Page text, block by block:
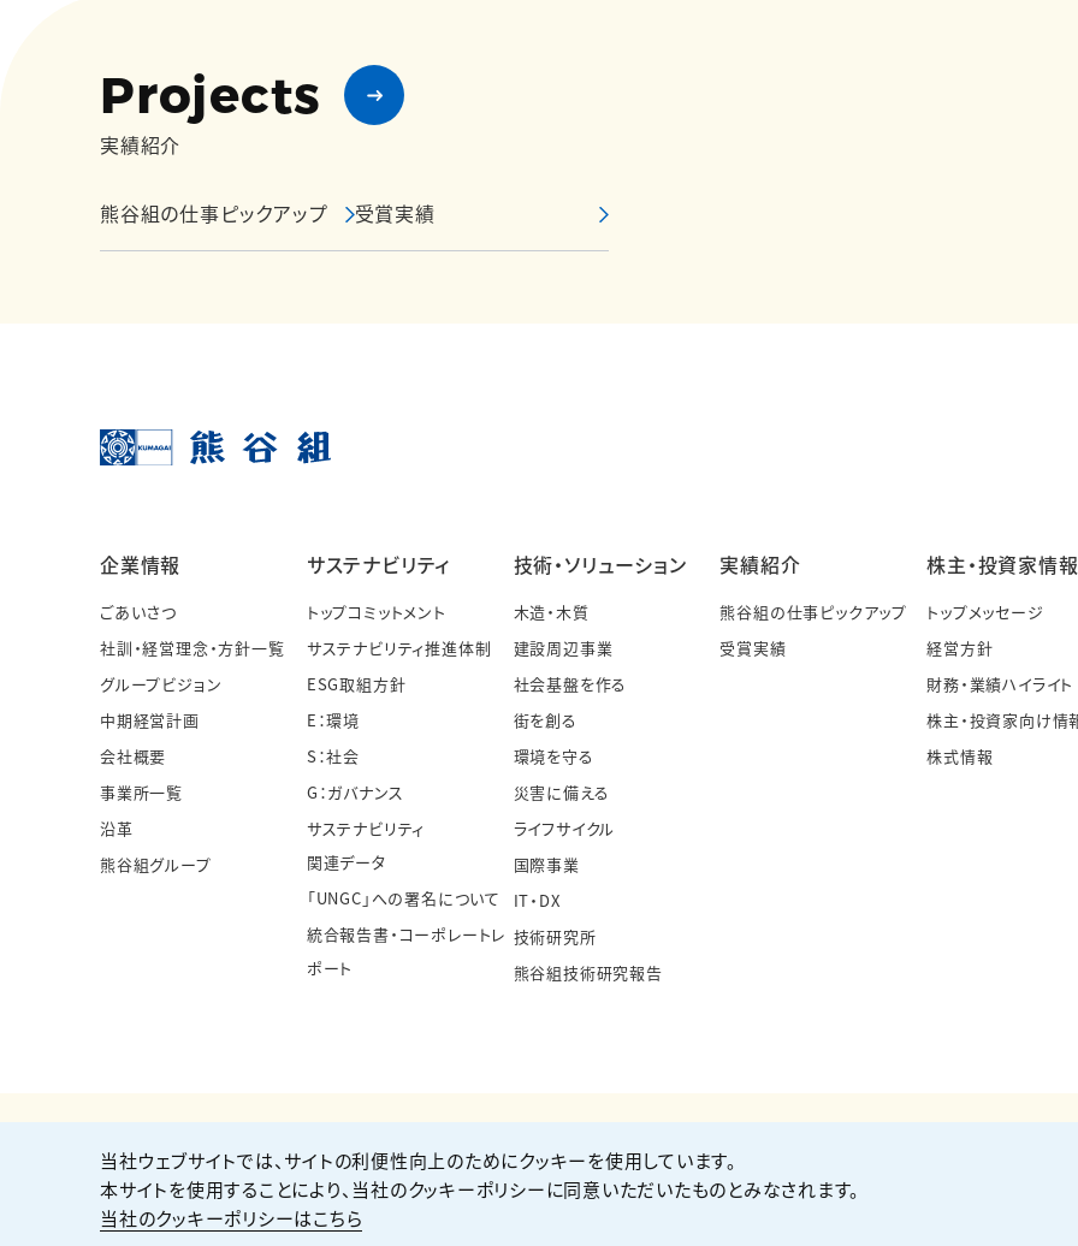
Projects
実績紹介
熊谷組の仕事ピックアップ 受賞実績
企業情報
ごあいさつ
社訓・経営理念・方針一覧
グループビジョン
中期経営計画
会社概要
事業所一覧
沿革
熊谷組グループ
サステナビリティ
トップコミットメント
サステナビリティ推進体制
ESG取組方針
E：環境
S：社会
G：ガバナンス
サステナビリティ
関連データ
「UNGC」への署名について
統合報告書・コーポレートレ
ポート
技術・ソリューション
木造・木質
建設周辺事業
社会基盤を作る
街を創る
環境を守る
災害に備える
ライフサイクル
国際事業
IT・DX
技術研究所
熊谷組技術研究報告
実績紹介
熊谷組の仕事ピックアップ
受賞実績
株主・投資家情報
トップメッセージ
経営方針
財務・業績ハイライト
株主・投資家向け情
株式情報
個人情報保護方針 サイト利用規約 サイトマップ お問い合わせ
当社ウェブサイトでは、サイトの利便性向上のためにクッキーを使用しています。
本サイトを使用することにより、当社のクッキーポリシーに同意いただいたものとみなされます。
当社のクッキーポリシーはこちら